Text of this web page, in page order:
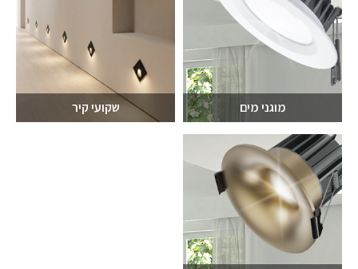
מוגני מים שקועי קיר